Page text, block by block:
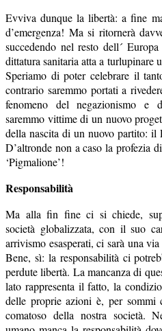
Evviva dunque la libertà: a fine
d’emergenza! Ma si ritornerà
succedendo nel resto dell´
dittatura sanitaria atta a turlupinare
Speriamo di poter celebrare il
contrario saremmo portati a
fenomeno del negazionismo e
saremmo vittime di un nuovo
della nascita di un nuovo partito:
D’altronde non a caso la profezia
‘Pigmalione’!
Responsabilità
Ma alla fin fine ci si chiede,
società globalizzata, con il suo
arrivismo esasperati, ci sarà una
Bene, sì: la responsabilità ci
perdute libertà. La mancanza di
lato rappresenta il fatto, la
delle proprie azioni è, per sommi
comatoso della nostra società.